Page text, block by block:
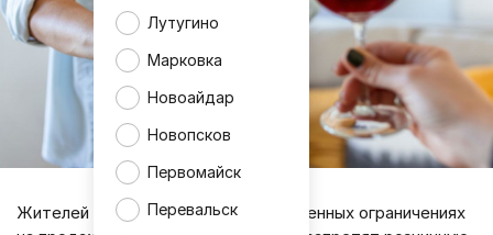
Лутугино
Марковка
Новоайдар
Новопсков
Первомайск
Перевальск
Жителей ЛНР предупредили о временных ограничениях